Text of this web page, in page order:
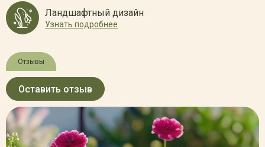
Ландшафтный дизайн
Узнать подробнее
Отзывы
Оставить отзыв